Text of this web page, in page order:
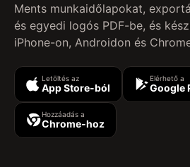
Ments munkaidőlapokat,
és egyedi logós PDF-be, és
iPhone-on, Androidon és
Letöltés az
App Store-ból
Elérhető a
Google
Hozzáadás a
Chrome-hoz